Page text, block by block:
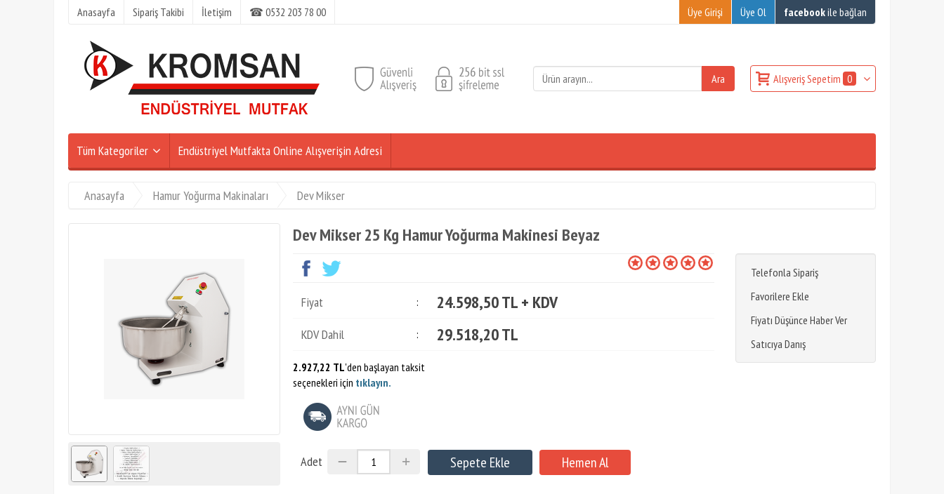
Anasayfa Sipariş Takibi İletişim ☎ 0532 203 78 00 Üye Girişi Üye Ol facebookile bağlan
Alışveriş Sepetim 0
Tüm Kategoriler Endüstriyel Mutfakta Online Alışverişin Adresi
Anasayfa Hamur Yoğurma Makinaları Dev Mikser
Dev Mikser 25 Kg Hamur Yoğurma Makinesi Beyaz
Telefonla Sipariş
Favorilere Ekle
Fiyatı Düşünce Haber Ver
Satıcıya Danış
Fiyat : 24.598,50 TL + KDV
KDV Dahil : 29.518,20 TL
2.927,22 TL'den başlayan taksit
seçenekleri için tıklayın.
Adet